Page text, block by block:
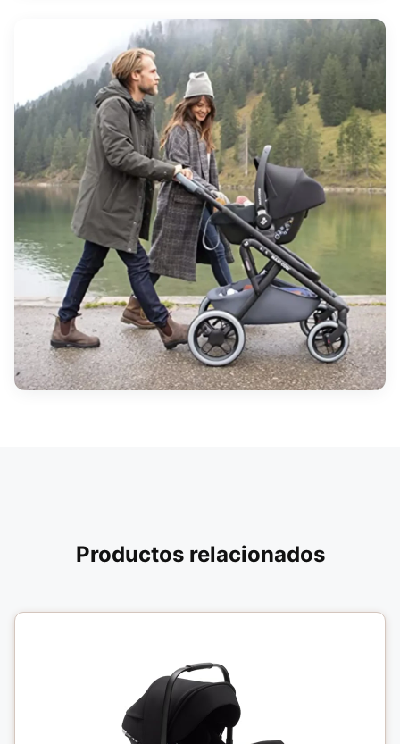
Productos relacionados